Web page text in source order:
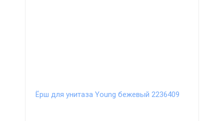
Ёрш для унитаза Young бежевый 2236409